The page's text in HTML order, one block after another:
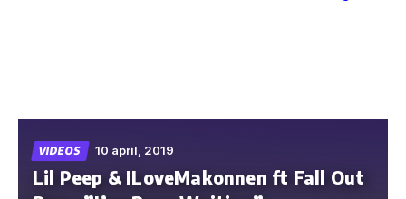
content
VIDEOS 10 april, 2019
Lil Peep & ILoveMakonnen ft Fall Out